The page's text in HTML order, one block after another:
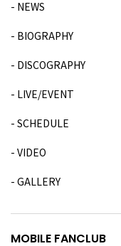
NEWS
BIOGRAPHY
DISCOGRAPHY
LIVE/EVENT
SCHEDULE
VIDEO
GALLERY
MOBILE FANCLUB